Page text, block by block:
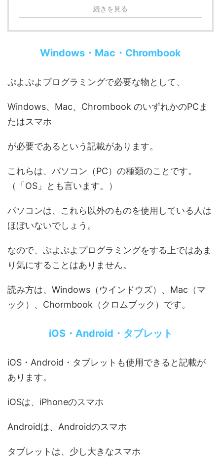
続きを見る
Windows・Mac・Chrombook
ぷよぷよプログラミングで必要な物として、
Windows、Mac、Chrombook のいずれかのPCま
たはスマホ
が必要であるという記載があります。
これらは、パソコン（PC）の種類のことです。
（「OS」とも言います。）
パソコンは、これら以外のものを使用している人は
ほぼいないでしょう。
なので、ぷよぷよプログラミングをする上ではあま
り気にすることはありません。
読み方は、Windows（ウインドウズ）、Mac（マ
ック）、Chormbook（クロムブック）です。
iOS・Android・タブレット
iOS・Android・タブレットも使用できると記載が
あります。
iOSは、iPhoneのスマホ
Androidは、Androidのスマホ
タブレットは、少し大きなスマホ